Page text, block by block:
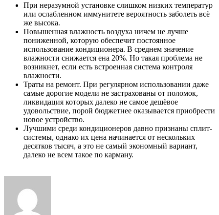
При неразумной установке слишком низких температур
или ослабленном иммунитете вероятность заболеть всё
же высока.
Повышенная влажность воздуха ничем не лучше
пониженной, которую обеспечит постоянное
использование кондиционера. В среднем значение
влажности снижается ена 20%. Но такая проблема не
возникнет, если есть встроенная система контроля
влажности.
Траты на ремонт. При регулярном использовании даже
самые дорогие модели не застрахованы от поломок,
ликвидация которых далеко не самое дешёвое
удовольствие, порой бюджетнее оказывается приобрести
новое устройство.
Лучшими среди кондиционеров давно признаны сплит-
системы, однако их цена начинается от нескольких
десятков тысяч, а это не самый экономный вариант,
далеко не всем такое по карману.